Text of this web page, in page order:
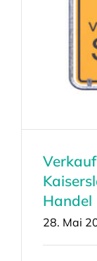
Handel
28. Mai